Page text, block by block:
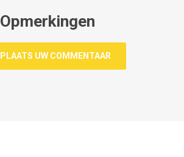
Opmerkingen
PLAATS UW COMMENTAAR